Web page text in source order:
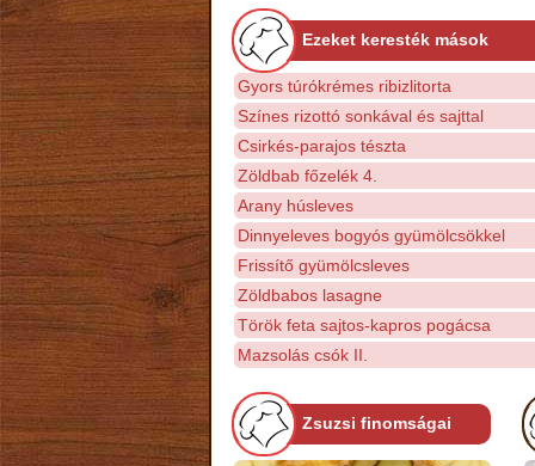
Ezeket keresték mások
Gyors túrókrémes ribizlitorta
Színes rizottó sonkával és sajttal
Csirkés-parajos tészta
Zöldbab főzelék 4.
Arany húsleves
Dinnyeleves bogyós gyümölcsökkel
Frissítő gyümölcsleves
Zöldbabos lasagne
Török feta sajtos-kapros pogácsa
Mazsolás csók II.
Zsuzsi finomságai